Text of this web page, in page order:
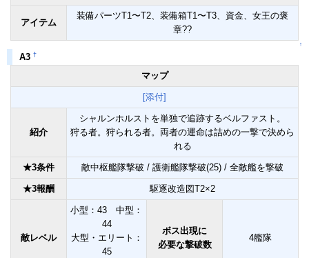
アイテム
装備パーツT1〜T2、装備箱T1〜T3、資金、女王の褒
章??
↑
A3 †
マップ
[添付]
紹介
シャルンホルストを単独で追跡するベルファスト。
狩る者。狩られる者。両者の運命は詰めの一撃で決めら
れる
★3条件 敵中枢艦隊撃破 / 護衛艦隊撃破(25) / 全敵艦を撃破
★3報酬 駆逐改造図T2×2
敵レベル
小型：43 中型：
44
大型・エリート：
45
ボス出現に
必要な撃破数
4艦隊